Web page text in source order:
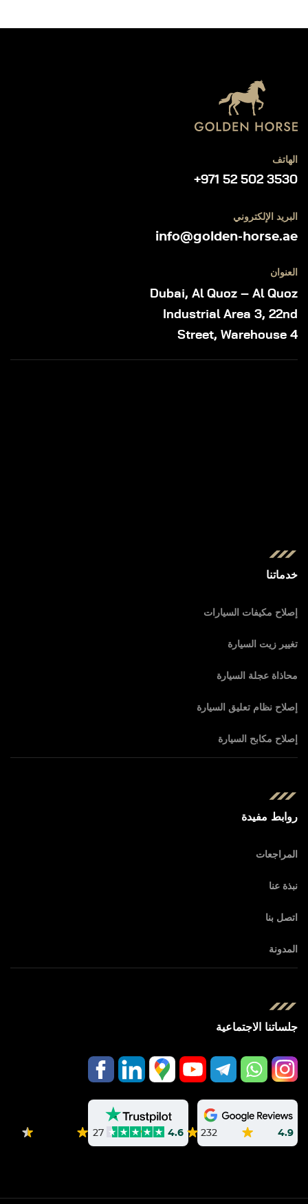
الهاتف
+971 52 502 3530
البريد الإلكتروني
info@golden-horse.ae
العنوان
Dubai, Al Quoz – Al Quoz
Industrial Area 3, 22nd
Street, Warehouse 4
خدماتنا
إصلاح مكيفات السيارات
تغيير زيت السيارة
محاذاة عجلة السيارة
إصلاح نظام تعليق السيارة
إصلاح مكابح السيارة
روابط مفيدة
المراجعات
نبذة عنا
اتصل بنا
المدونة
جلساتنا الاجتماعية
4.9
232
4.6
27